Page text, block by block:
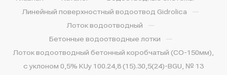
Линейный поверхностный водоотвод Gidrolica —
Лоток водоотводный —
Бетонные водоотводные лотки —
Лоток водоотводный бетонный коробчатый (СО-150мм),
с уклоном 0,5% КUу 100.24,8 (15).30,5(24)-BGU, № 13